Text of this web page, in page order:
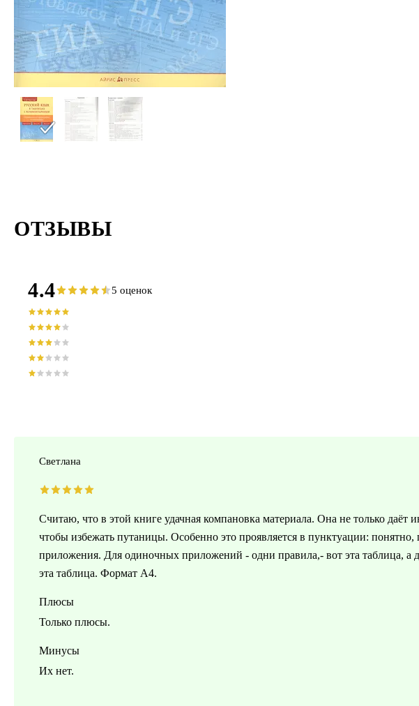
ОТЗЫВЫ
4.4 5 оценок
Светлана
Считаю, что в этой книге удачная компановка материала. Она не только даёт
чтобы избежать путаницы. Особенно это проявляется в пунктуации: понятно,
приложения. Для одиночных приложений - одни правила,- вот эта таблица, а
эта таблица. Формат А4.
Плюсы
Только плюсы.
Минусы
Их нет.